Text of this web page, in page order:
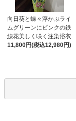
向日葵と蝶々浮かぶライ
ムグリーンにピンクの鉄
線花美しく咲く注染浴衣
11,800円(税込12,980円)